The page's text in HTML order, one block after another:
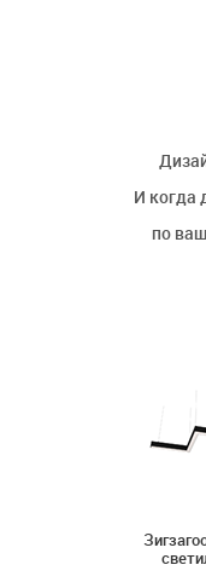
И когда
по